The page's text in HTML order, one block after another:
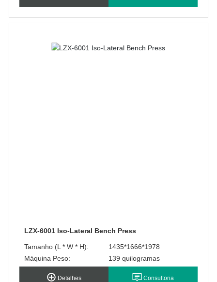
LZX-6001 Iso-Lateral Bench Press
Tamanho (L * W * H):
1435*1666*1978
Máquina Peso:
139 quilogramas
Detalhes Consultoria